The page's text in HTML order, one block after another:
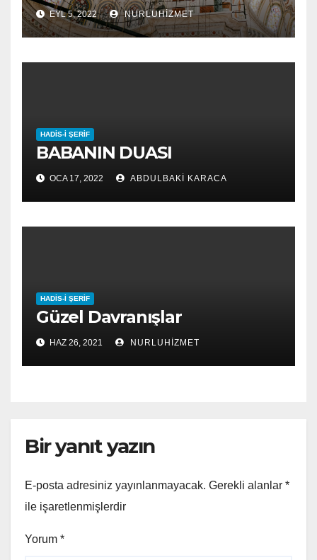
EYL 5, 2022 NURLUHIZMET
HADIS-I ŞERIF
BABANIN DUASI
OCA 17, 2022 ABDULBAKI KARACA
HADIS-I ŞERIF
Güzel Davranışlar
HAZ 26, 2021 NURLUHIZMET
Bir yanıt yazın
E-posta adresiniz yayınlanmayacak. Gerekli alanlar *
ile işaretlenmişlerdir
Yorum *